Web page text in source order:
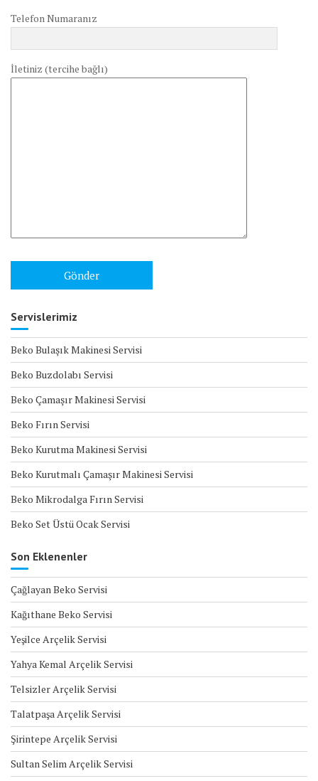
Telefon Numaranız
İletiniz (tercihe bağlı)
Servislerimiz
Beko Bulaşık Makinesi Servisi
Beko Buzdolabı Servisi
Beko Çamaşır Makinesi Servisi
Beko Fırın Servisi
Beko Kurutma Makinesi Servisi
Beko Kurutmalı Çamaşır Makinesi Servisi
Beko Mikrodalga Fırın Servisi
Beko Set Üstü Ocak Servisi
Son Eklenenler
Çağlayan Beko Servisi
Kağıthane Beko Servisi
Yeşilce Arçelik Servisi
Yahya Kemal Arçelik Servisi
Telsizler Arçelik Servisi
Talatpaşa Arçelik Servisi
Şirintepe Arçelik Servisi
Sultan Selim Arçelik Servisi